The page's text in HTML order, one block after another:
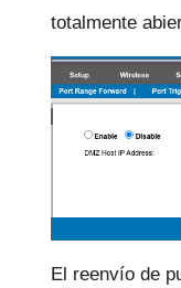
totalmente
El reenvío de